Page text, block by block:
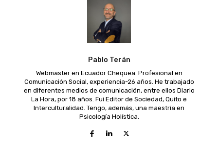
Pablo Terán
Webmaster en Ecuador Chequea. Profesional en
Comunicación Social, experiencia-26 años. He trabajado
en diferentes medios de comunicación, entre ellos Diario
La Hora, por 18 años. Fui Editor de Sociedad, Quito e
Interculturalidad. Tengo, además, una maestría en
Psicología Holística.